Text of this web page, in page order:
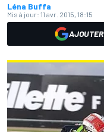
Léna Buffa
Mis à jour: 11 avr. 2015, 18:15